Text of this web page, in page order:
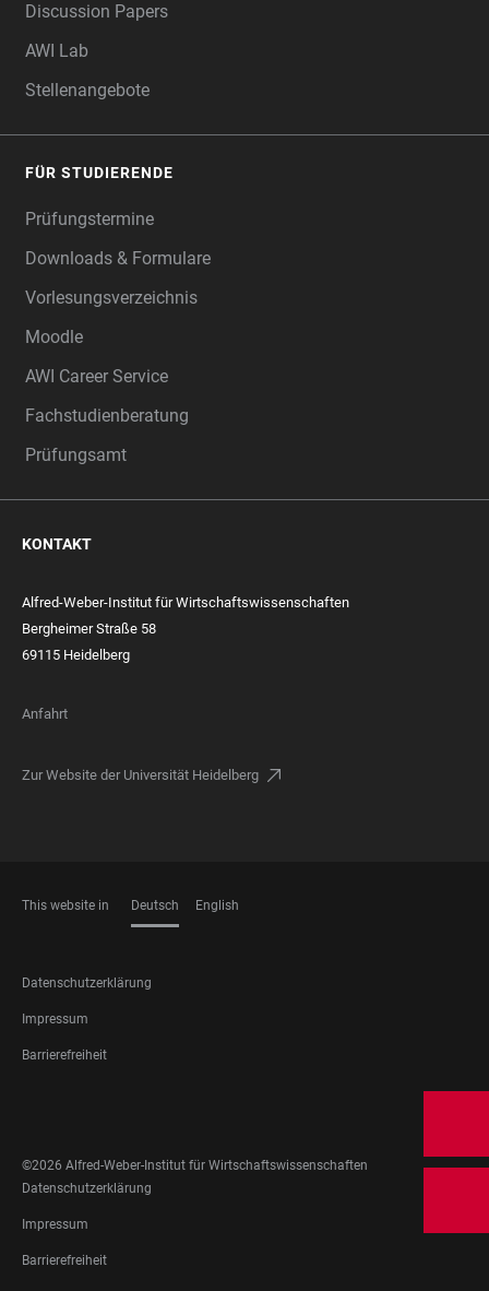
Discussion Papers
AWI Lab
Stellenangebote
FÜR STUDIERENDE
Prüfungstermine
Downloads & Formulare
Vorlesungsverzeichnis
Moodle
AWI Career Service
Fachstudienberatung
Prüfungsamt
KONTAKT
Alfred-Weber-Institut für Wirtschaftswissenschaften
Bergheimer Straße 58
69115 Heidelberg
Anfahrt
Zur Website der Universität Heidelberg
This website in Deutsch English
FOOTER
LEGAL
Datenschutzerklärung
Impressum
Barrierefreiheit
MEDIA
©2026 Alfred-Weber-Institut für Wirtschaftswissenschaften
FOOTER
LEGAL
Datenschutzerklärung
Impressum
Barrierefreiheit